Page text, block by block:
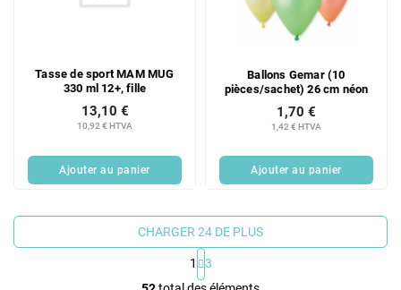
Tasse de sport MAM MUG
330 ml 12+, fille
10,92 € HTVA
13,10 €
Ajouter au panier
Ballons Gemar (10
pièces/sachet) 26 cm néon
1,42 € HTVA
1,70 €
Ajouter au panier
C
CHARGER 24 DE PLUS
1
3